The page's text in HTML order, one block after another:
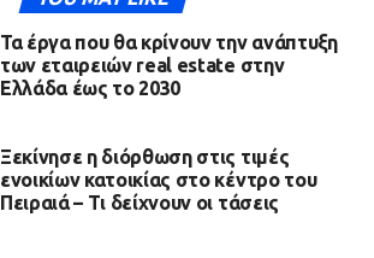
Τα έργα που θα κρίνουν την ανάπτυξη
των εταιρειών real estate στην
Ελλάδα έως το 2030
Ξεκίνησε η διόρθωση στις τιμές
ενοικίων κατοικίας στο κέντρο του
Πειραιά – Τι δείχνουν οι τάσεις